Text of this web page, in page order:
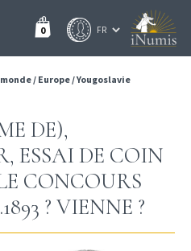
0
/ Europe/Yougoslavie
DE),
ESSAI DE COIN
CONCOURS
? VIENNE ?